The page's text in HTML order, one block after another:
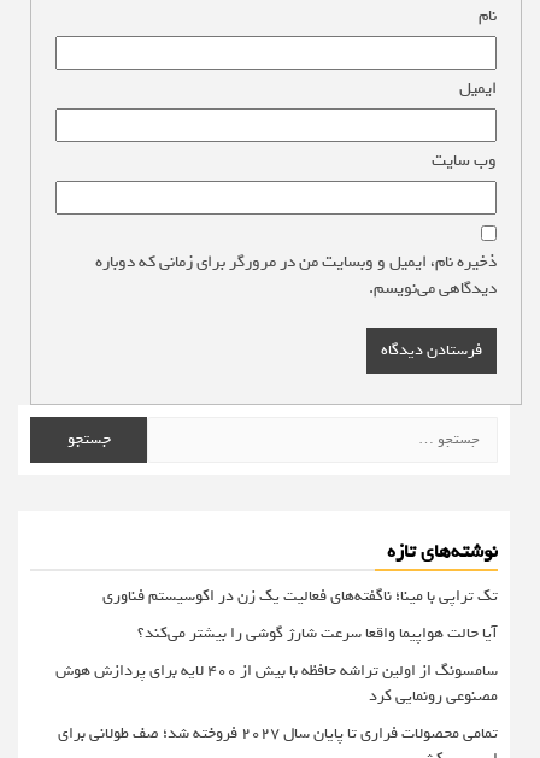
نام
ایمیل
وب‌ سایت
ذخیره نام، ایمیل و وبسایت من در مرورگر برای زمانی که دوباره
دیدگاهی می‌نویسم.
برای:
نوشته‌های تازه
تک تراپی با مینا؛ ناگفته‌های فعالیت یک زن در اکوسیستم فناوری
آیا حالت هواپیما واقعا سرعت شارژ گوشی را بیشتر می‌کند؟
سامسونگ از اولین تراشه حافظه با بیش از ۴۰۰ لایه برای پردازش هوش
مصنوعی رونمایی کرد
تمامی محصولات فراری تا پایان سال ۲۰۲۷ فروخته شد؛ صف طولانی برای